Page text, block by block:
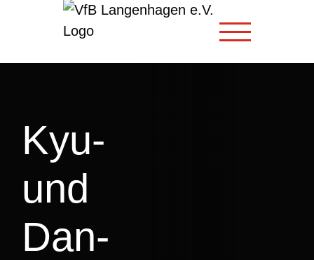
Kyu-
und
Dan-